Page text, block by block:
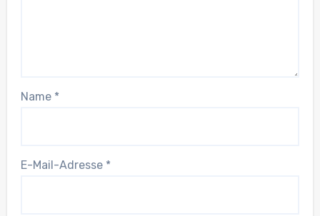
Name *
E-Mail-Adresse *